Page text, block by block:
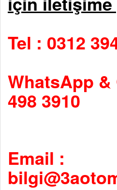
Tel : 0312
WhatsApp &
498 3910
Email :